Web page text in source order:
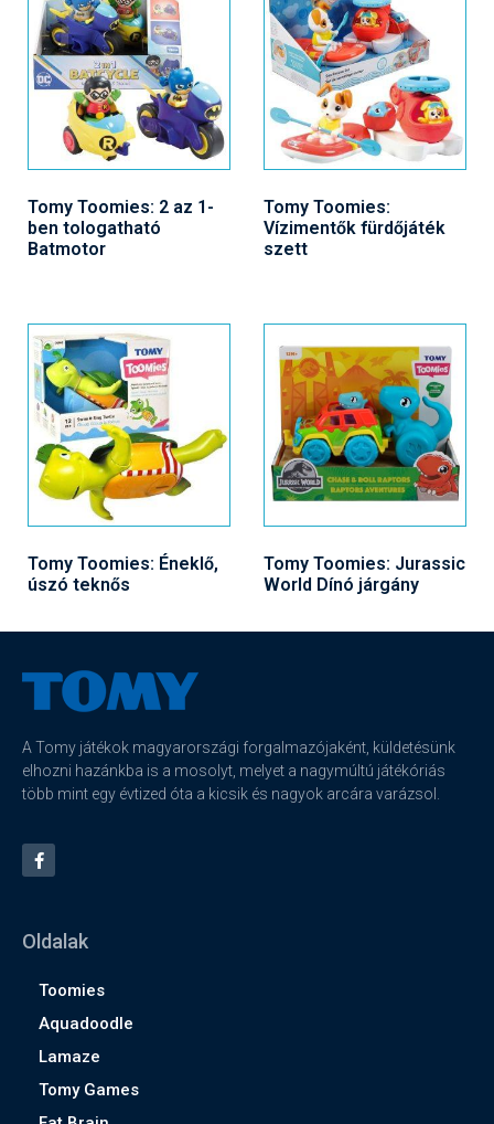
Tomy Toomies: 2 az 1-
ben tologatható
Batmotor
Tomy Toomies:
Vízimentők fürdőjáték
szett
Tomy Toomies: Éneklő,
úszó teknős
Tomy Toomies: Jurassic
World Dínó járgány
A Tomy játékok magyarországi forgalmazójaként, küldetésünk
elhozni hazánkba is a mosolyt, melyet a nagymúltú játékóriás
több mint egy évtized óta a kicsik és nagyok arcára varázsol.
Oldalak
Toomies
Aquadoodle
Lamaze
Tomy Games